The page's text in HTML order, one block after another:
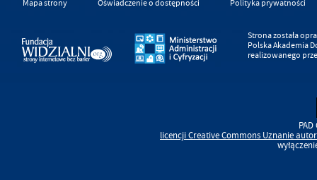
Mapa strony Oświadczenie o dostępności Polityka prywatności
Strona została
Polska Akademia
realizowanego
licencjiCreative Commons Uznanie